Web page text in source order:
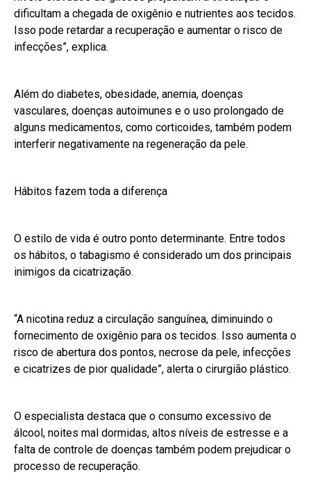
dificultam a chegada de oxigênio e nutrientes aos tecidos.
Isso pode retardar a recuperação e aumentar o risco de
infecções”, explica.
Além do diabetes, obesidade, anemia, doenças
vasculares, doenças autoimunes e o uso prolongado de
alguns medicamentos, como corticoides, também podem
interferir negativamente na regeneração da pele.
Hábitos fazem toda a diferença
O estilo de vida é outro ponto determinante. Entre todos
os hábitos, o tabagismo é considerado um dos principais
inimigos da cicatrização.
“A nicotina reduz a circulação sanguínea, diminuindo o
fornecimento de oxigênio para os tecidos. Isso aumenta o
risco de abertura dos pontos, necrose da pele, infecções
e cicatrizes de pior qualidade”, alerta o cirurgião plástico.
O especialista destaca que o consumo excessivo de
álcool, noites mal dormidas, altos níveis de estresse e a
falta de controle de doenças também podem prejudicar o
processo de recuperação.